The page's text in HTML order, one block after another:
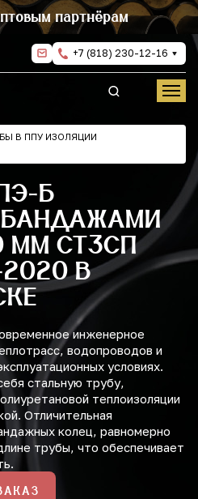
партнёрам
+7 (818) 230-12-16
В ППУ ИЗОЛЯЦИИ
Б
БАНДАЖАМИ
ММ СТ3СП
В
инженерное
водопроводов и
условиях.
стальную трубу,
теплоизоляции
Отличительная
колец, равномерно
трубы, что обеспечивает